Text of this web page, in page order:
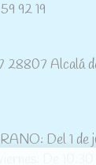
92 19
28807 Alcalá
Del 1 de